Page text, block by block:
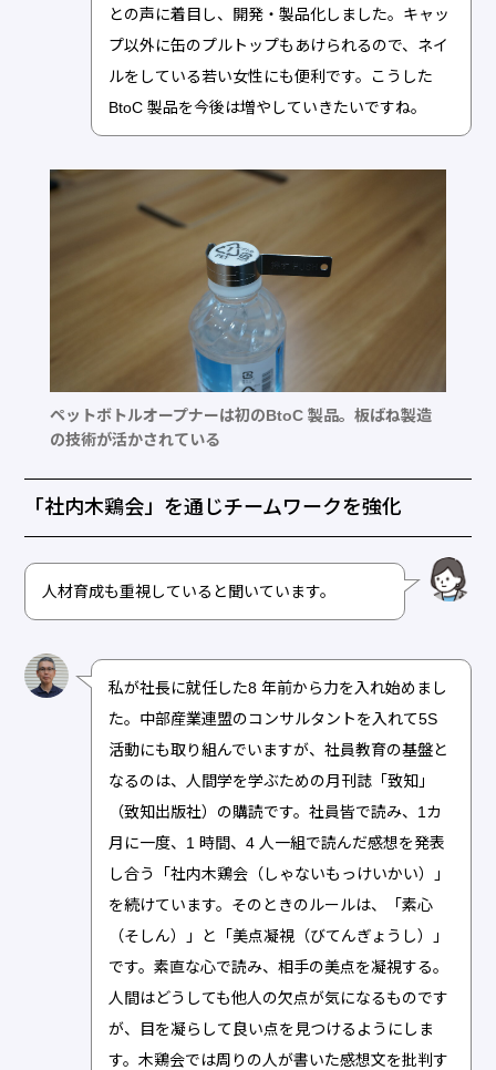
との声に着目し、開発・製品化しました。キャッ
プ以外に缶のプルトップもあけられるので、ネイ
ルをしている若い女性にも便利です。こうした
BtoC 製品を今後は増やしていきたいですね。
ペットボトルオープナーは初のBtoC 製品。板ばね製造
の技術が活かされている
「社内木鶏会」を通じチームワークを強化
人材育成も重視していると聞いています。
私が社長に就任した8 年前から力を入れ始めまし
た。中部産業連盟のコンサルタントを入れて5S
活動にも取り組んでいますが、社員教育の基盤と
なるのは、人間学を学ぶための月刊誌「致知」
（致知出版社）の購読です。社員皆で読み、1カ
月に一度、1 時間、4 人一組で読んだ感想を発表
し合う「社内木鶏会（しゃないもっけいかい）」
を続けています。そのときのルールは、「素心
（そしん）」と「美点凝視（びてんぎょうし）」
です。素直な心で読み、相手の美点を凝視する。
人間はどうしても他人の欠点が気になるものです
が、目を凝らして良い点を見つけるようにしま
す。木鶏会では周りの人が書いた感想文を批判す